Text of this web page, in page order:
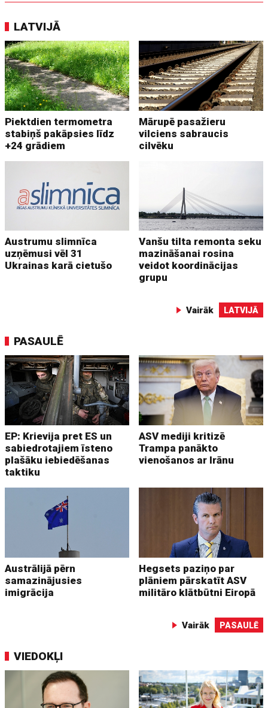
LATVIJĀ
Piektdien termometra
stabiņš pakāpsies līdz
+24 grādiem
Mārupē pasažieru
vilciens sabraucis
cilvēku
Austrumu slimnīca
uzņēmusi vēl 31
Ukrainas karā cietušo
Vanšu tilta remonta seku
mazināšanai rosina
veidot koordinācijas
grupu
Vairāk LATVIJĀ
PASAULĒ
EP: Krievija pret ES un
sabiedrotajiem īsteno
plašāku iebiedēšanas
taktiku
ASV mediji kritizē
Trampa panākto
vienošanos ar Irānu
Austrālijā pērn
samazinājusies
imigrācija
Hegsets paziņo par
plāniem pārskatīt ASV
militāro klātbūtni Eiropā
Vairāk PASAULĒ
VIEDOKĻI